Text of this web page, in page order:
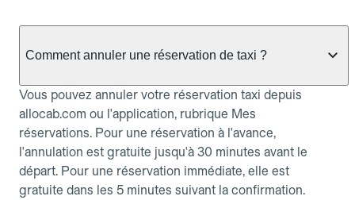
Comment annuler une réservation de taxi ?
Vous pouvez annuler votre réservation taxi depuis
allocab.com ou l'application, rubrique Mes
réservations. Pour une réservation à l'avance,
l'annulation est gratuite jusqu'à 30 minutes avant le
départ. Pour une réservation immédiate, elle est
gratuite dans les 5 minutes suivant la confirmation.